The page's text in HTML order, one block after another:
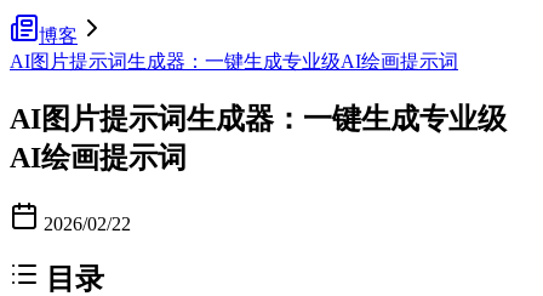
博客
AI图片提示词生成器：一键生成专业级AI绘画提示词
AI图片提示词生成器：一键生成专业级
AI绘画提示词
2026/02/22
目录